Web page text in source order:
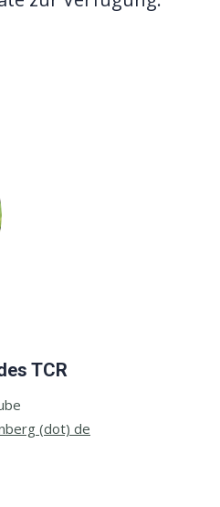
TCR
(dot) de